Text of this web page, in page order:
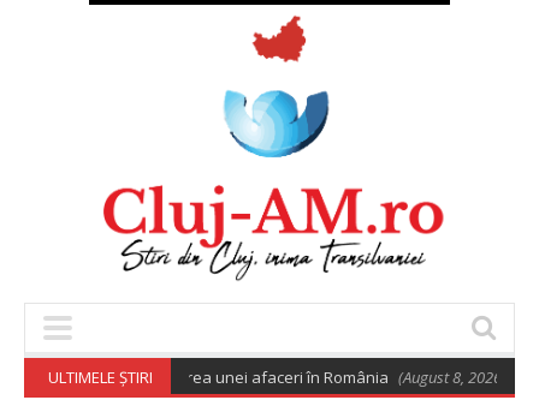
ULTIMELE ȘTIRI
euro pentru deschiderea unei afaceri în România (August 8, 2026 6:02